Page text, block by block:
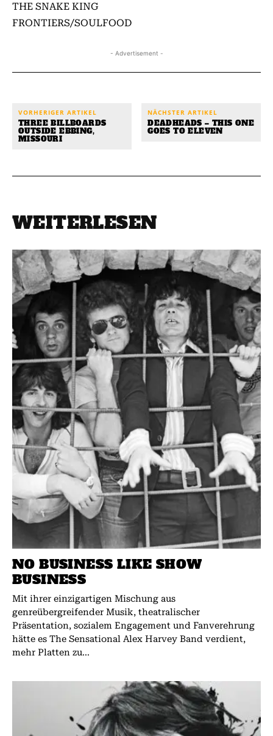
THE SNAKE KING
FRONTIERS/SOULFOOD
- Advertisement -
VORHERIGER ARTIKEL
THREE BILLBOARDS
OUTSIDE EBBING,
MISSOURI
NÄCHSTER ARTIKEL
DEADHEADS – THIS ONE
GOES TO ELEVEN
WEITERLESEN
NO BUSINESS LIKE SHOW
BUSINESS
Mit ihrer einzigartigen Mischung aus
genreübergreifender Musik, theatralischer
Präsentation, sozialem Engagement und Fanverehrung
hätte es The Sensational Alex Harvey Band verdient,
mehr Platten zu...